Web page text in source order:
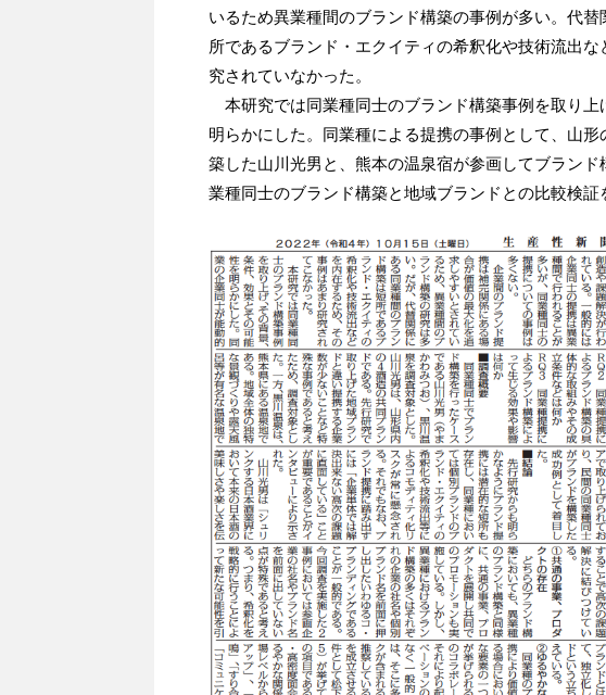
いるため異業種間のブランド構築の事例が多い。代
所であるブランド・エクイティの希釈化や技術流出
究されていなかった。
本研究では同業種同士のブランド構築事例を取り
明らかにした。同業種による提携の事例として、山
築した山川光男と、熊本の温泉宿が参画してブラン
業種同士のブランド構築と地域ブランドとの比較検証